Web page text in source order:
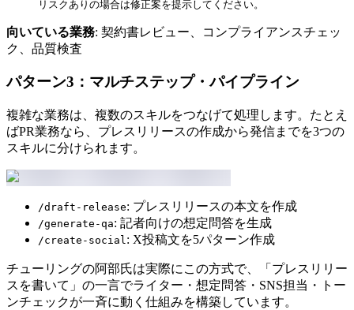
リスクありの場合は修正案を提示してください。
向いている業務: 契約書レビュー、コンプライアンスチェッ
ク、品質検査
パターン3：マルチステップ・パイプライン
複雑な業務は、複数のスキルをつなげて処理します。たとえ
ばPR業務なら、プレスリリースの作成から発信までを3つの
スキルに分けられます。
/draft-release: プレスリリースの本文を作成
/generate-qa: 記者向けの想定問答を生成
/create-social: X投稿文を5パターン作成
チューリングの阿部氏は実際にこの方式で、「プレスリリー
スを書いて」の一言でライター・想定問答・SNS担当・トー
ンチェックが一斉に動く仕組みを構築しています。